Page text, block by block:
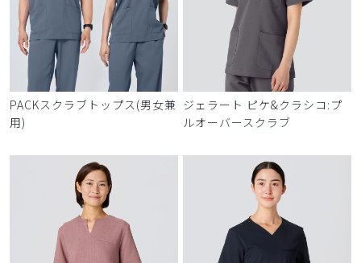
PACKスクラブトップス(男女兼
用)
ジェラート ピケ&クラシコ:プ
ルオーバースクラブ